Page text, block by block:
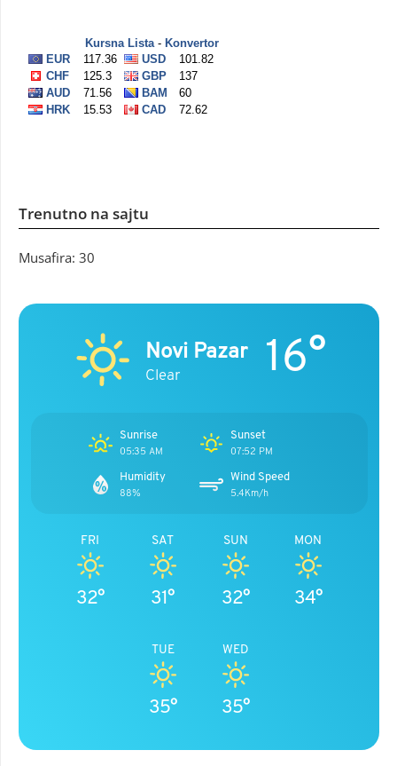
Trenutno na sajtu
Musafira: 30
Novi Pazar
Clear 16°
Sunrise
05:35 AM
Sunset
07:52 PM
Humidity
88%
Wind Speed
5.4Km/h
FRI
32°
SAT
31°
SUN
32°
MON
34°
TUE
35°
WED
35°